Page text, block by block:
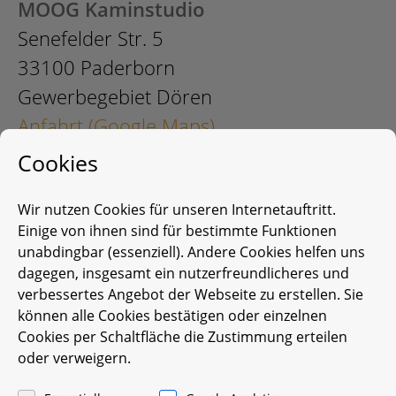
MOOG Kaminstudio
Senefelder Str. 5
33100 Paderborn
Gewerbegebiet Dören
Anfahrt (Google Maps)
Über 50 Jahre
Cookies
Wir nutzen Cookies für unseren Internetauftritt.
Einige von ihnen sind für bestimmte Funktionen
unabdingbar (essenziell). Andere Cookies helfen uns
dagegen, insgesamt ein nutzerfreundlicheres und
verbessertes Angebot der Webseite zu erstellen. Sie
können alle Cookies bestätigen oder einzelnen
Cookies per Schaltfläche die Zustimmung erteilen
oder verweigern.